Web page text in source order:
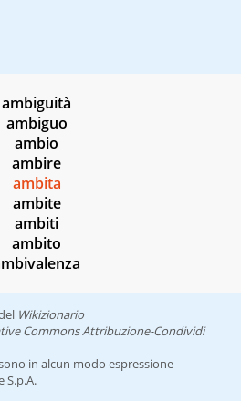
ambiguità
ambiguo
ambio
ambire
ambita
ambite
ambiti
ambito
Wikizionario
Commons Attribuzione-Condividi
in alcun modo espressione
S.p.A.